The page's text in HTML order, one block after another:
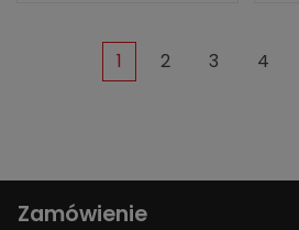
1 2 3 4
Zamówienie